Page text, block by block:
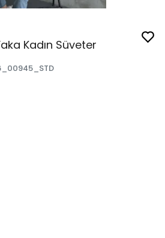
Kadın Süveter